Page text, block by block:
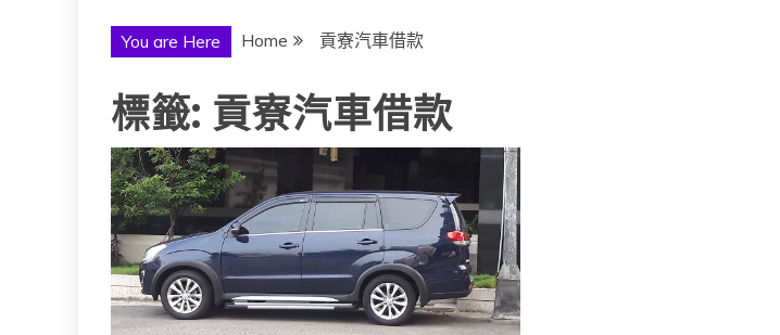
You are Here Home 貢寮汽車借款
標籤: 貢寮汽車借款